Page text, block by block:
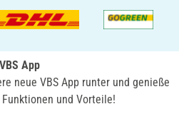
VBS App
neue VBS App runter und genieße
und Vorteile!